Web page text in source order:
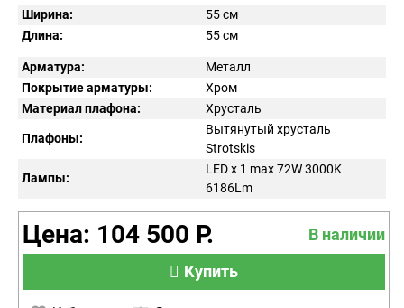
Ширина:
55 см
Длина:
55 см
Арматура:
Металл
Покрытие арматуры:
Хром
Материал плафона:
Хрусталь
Плафоны:
Вытянутый хрусталь
Strotskis
Лампы:
LED x 1 max 72W 3000K
6186Lm
Цена: 104 500 Р.
В наличии
Купить